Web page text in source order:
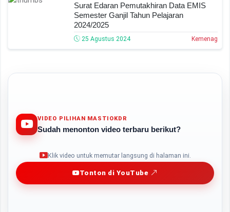
Surat Edaran Pemutakhiran Data EMIS
Semester Ganjil Tahun Pelajaran
2024/2025
25 Agustus 2024 Kemenag
VIDEO PILIHAN MASTIOKDR
Sudah menonton video terbaru berikut?
Klik video untuk memutar langsung di halaman ini.
Tonton di YouTube